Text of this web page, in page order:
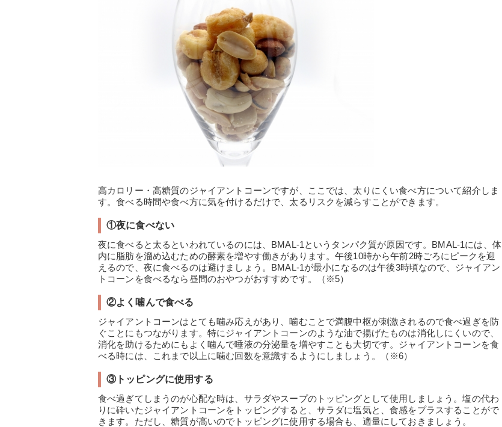
高カロリー・高糖質のジャイアントコーンですが、ここでは、太りにくい食べ方について紹介しま
す。食べる時間や食べ方に気を付けるだけで、太るリスクを減らすことができます。
①夜に食べない
夜に食べると太るといわれているのには、BMAL-1というタンパク質が原因です。BMAL-1には、体
内に脂肪を溜め込むための酵素を増やす働きがあります。午後10時から午前2時ごろにピークを迎
えるので、夜に食べるのは避けましょう。BMAL-1が最小になるのは午後3時頃なので、ジャイアン
トコーンを食べるなら昼間のおやつがおすすめです。（※5）
②よく噛んで食べる
ジャイアントコーンはとても噛み応えがあり、噛むことで満腹中枢が刺激されるので食べ過ぎを防
ぐことにもつながります。特にジャイアントコーンのような油で揚げたものは消化しにくいので、
消化を助けるためにもよく噛んで唾液の分泌量を増やすことも大切です。ジャイアントコーンを食
べる時には、これまで以上に噛む回数を意識するようにしましょう。（※6）
③トッピングに使用する
食べ過ぎてしまうのが心配な時は、サラダやスープのトッピングとして使用しましょう。塩の代わ
りに砕いたジャイアントコーンをトッピングすると、サラダに塩気と、食感をプラスすることがで
きます。ただし、糖質が高いのでトッピングに使用する場合も、適量にしておきましょう。